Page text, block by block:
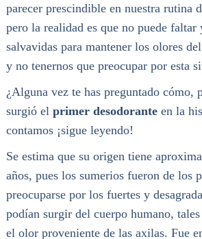
parecer prescindible en nuestra rutina
pero la realidad es que no puede faltar
salvavidas para mantener los olores
y no tenernos que preocupar por esta
¿Alguna vez te has preguntado cómo,
surgió el primer desodoranteen la
contamos ¡sigue leyendo!
Se estima que su origen tiene
años, pues los sumerios fueron de los
preocuparse por los fuertes y
podían surgir del cuerpo humano,
el olor proveniente de las axilas. Fue